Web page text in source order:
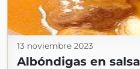
13 noviembre 2023
Albóndigas en salsa